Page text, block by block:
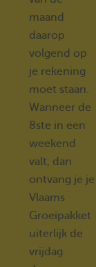
maand
daarop
volgend op
je rekening
moet staan.
Wanneer de
8ste in een
weekend
valt, dan
ontvang je je
Vlaams
Groeipakket
uiterlijk de
vrijdag